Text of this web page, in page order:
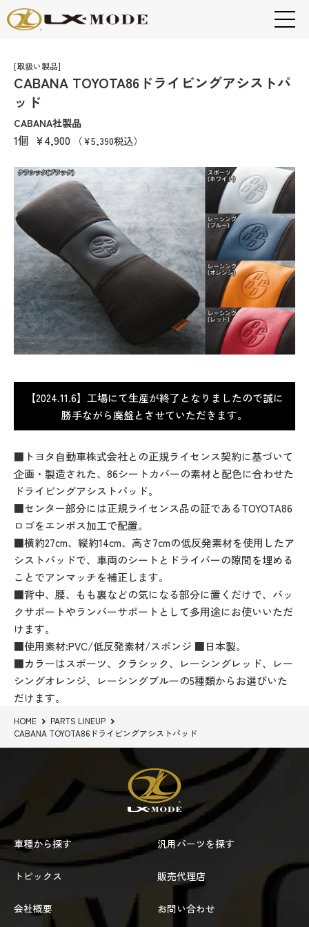
[取扱い製品]
CABANA TOYOTA86ドライビングアシストパ
ッド
CABANA社製品
1個 ¥4,900 （¥5,390税込）
【2024.11.6】工場にて生産が終了となりましたので誠に
勝手ながら廃盤とさせていただきます。
■トヨタ自動車株式会社との正規ライセンス契約に基づいて
企画・製造された、86シートカバーの素材と配色に合わせた
ドライビングアシストパッド。
■センター部分には正規ライセンス品の証であるTOYOTA86
ロゴをエンボス加工で配置。
■横約27cm、縦約14cm、高さ7cmの低反発素材を使用したア
シストパッドで、車両のシートとドライバーの隙間を埋める
ことでアンマッチを補正します。
■背中、腰、もも裏などの気になる部分に置くだけで、バッ
クサポートやランバーサポートとして多用途にお使いいただ
けます。
■使用素材:PVC/低反発素材/スポンジ ■日本製。
■カラーはスポーツ、クラシック、レーシングレッド、レー
シングオレンジ、レーシングブルーの5種類からお選びいた
だけます。
HOME
PARTS LINEUP
CABANA TOYOTA86ドライビングアシストパッド
車種から探す 汎用パーツを探す
トピックス 販売代理店
会社概要 お問い合わせ